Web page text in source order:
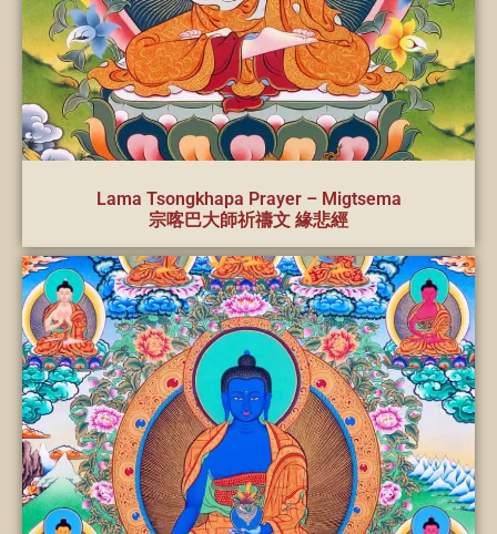
Lama Tsongkhapa Prayer – Migtsema
宗喀巴大師祈禱文 緣悲經